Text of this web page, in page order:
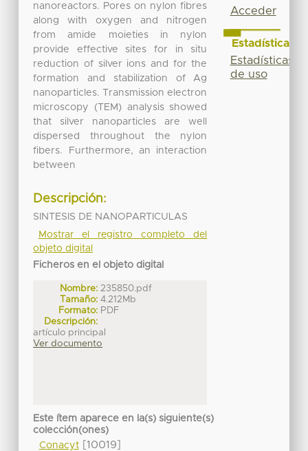
nanoreactors. Pores on nylon fibres
along with oxygen and nitrogen
from amide moieties in nylon
provide effective sites for in situ
reduction of silver ions and for the
formation and stabilization of Ag
nanoparticles. Transmission electron
microscopy (TEM) analysis showed
that silver nanoparticles are well
dispersed throughout the nylon
fibers. Furthermore, an interaction
between
Descripción:
SINTESIS DE NANOPARTICULAS
Mostrar el registro completo del
objeto digital
Ficheros en el objeto digital
Nombre: 235850.pdf
Tamaño: 4.212Mb
Formato: PDF
Descripción:
artículo principal
Ver documento
Este ítem aparece en la(s) siguiente(s)
colección(ones)
Conacyt[10019]
Acceder
Estadísticas
Estadísticas
de uso